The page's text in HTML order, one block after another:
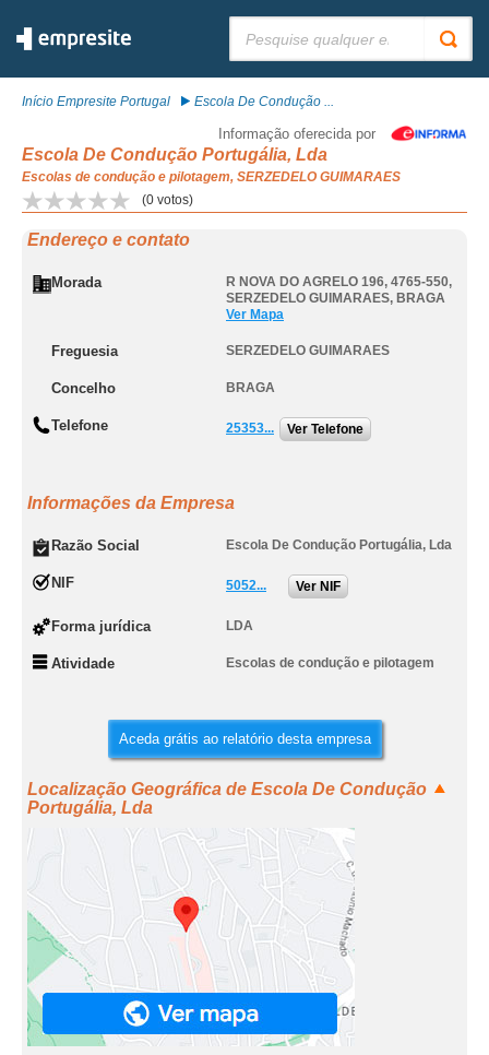
Início Empresite Portugal Escola De Condução ...
Informação oferecida por
Escola De Condução Portugália, Lda
Escolas de condução e pilotagem, SERZEDELO GUIMARAES
(0 votos)
Endereço e contato
Morada R NOVA DO AGRELO 196, 4765-550,
SERZEDELO GUIMARAES, BRAGA
Ver Mapa
Freguesia SERZEDELO GUIMARAES
Concelho BRAGA
Telefone 25353... Ver Telefone
Informações da Empresa
Razão Social Escola De Condução Portugália, Lda
NIF 5052... Ver NIF
Forma jurídica LDA
Atividade Escolas de condução e pilotagem
Aceda grátis ao relatório desta empresa
Localização Geográfica de Escola De Condução
Portugália, Lda